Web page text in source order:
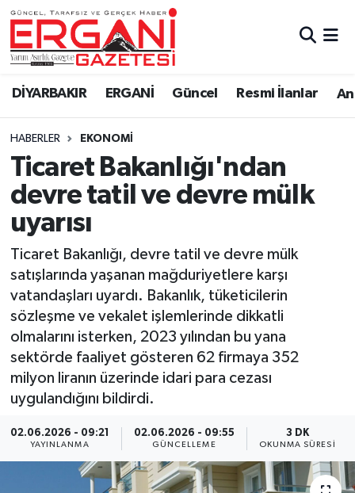
DİYARBAKIR ERGANİ Güncel Resmi İlanlar
HABERLER EKONOMİ
Ticaret Bakanlığı'ndan
devre tatil ve devre mülk
uyarısı
Ticaret Bakanlığı, devre tatil ve devre mülk
satışlarında yaşanan mağduriyetlere karşı
vatandaşları uyardı. Bakanlık, tüketicilerin
sözleşme ve vekalet işlemlerinde dikkatli
olmalarını isterken, 2023 yılından bu yana
sektörde faaliyet gösteren 62 firmaya 352
milyon liranın üzerinde idari para cezası
uygulandığını bildirdi.
02.06.2026 - 09:21
YAYINLANMA
02.06.2026 - 09:55
GÜNCELLEME
3 DK
OKUNMA SÜRESI
DİYARBAKIR
BİSMİL
BAĞLAR
ERGANİ
Güncel
Resmi İlanlar
Sağlık
Si̇yaset
Spor
Yaşam
Bi̇li̇m & Teknoloji̇
Ergani Nöbetçi Eczaneler
Ergani Hava Durumu
Ergani Trafik Yoğunluk Haritası
Süper Lig Puan Durumu ve Fikstür
Tüm Manşetler
Son Dakika Haberleri
Haber Arşivi